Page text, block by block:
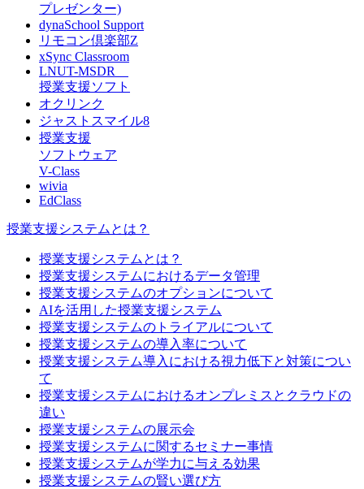
プレゼンター)
dynaSchool Support
リモコン倶楽部Z
xSync Classroom
LNUT-MSDR
授業支援ソフト
オクリンク
ジャストスマイル8
授業支援
ソフトウェア
V-Class
wivia
EdClass
授業支援システムとは？
授業支援システムとは？
授業支援システムにおけるデータ管理
授業支援システムのオプションについて
AIを活用した授業支援システム
授業支援システムのトライアルについて
授業支援システムの導入率について
授業支援システム導入における視力低下と対策につい
て
授業支援システムにおけるオンプレミスとクラウドの
違い
授業支援システムの展示会
授業支援システムに関するセミナー事情
授業支援システムが学力に与える効果
授業支援システムの賢い選び方